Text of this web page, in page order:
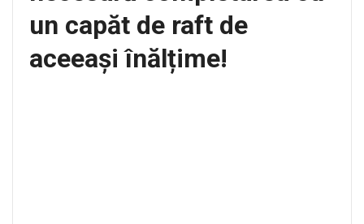
un capăt de raft de
aceeași înălțime!